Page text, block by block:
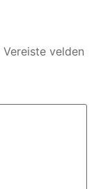
Vereiste velden